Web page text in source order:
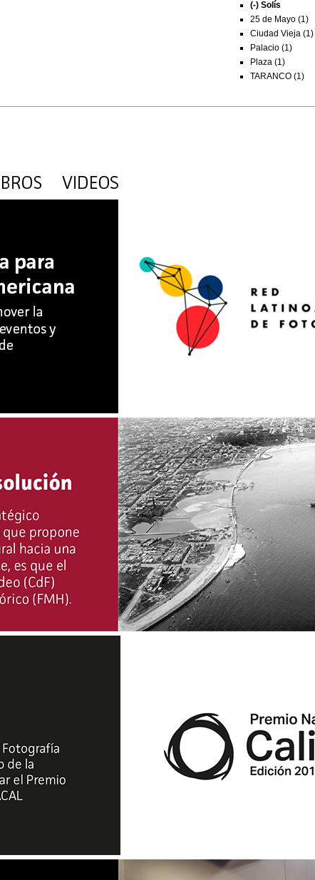
(-) Solís
25 de Mayo (1)
Ciudad Vieja (1)
Palacio (1)
Plaza (1)
TARANCO (1)